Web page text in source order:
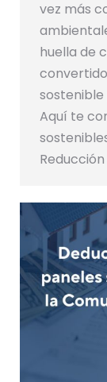
vez más
huella de
Aquí te